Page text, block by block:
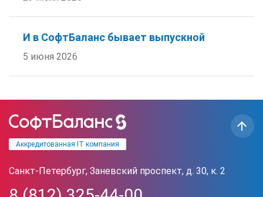
И в СофтБаланс бывает выпускной
5 июня 2026
Аккредитованная IT компания
Санкт-Петербург, Заневский проспект, д. 30, к. 2